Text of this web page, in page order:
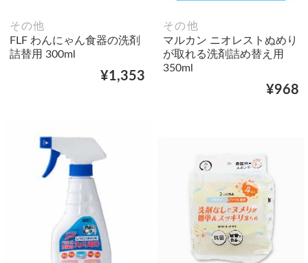
その他
FLF わんにゃん食器の洗剤
詰替用 300ml
¥1,353
その他
マルカン ニオレストぬめり
が取れる洗剤詰め替え用
350ml
¥968